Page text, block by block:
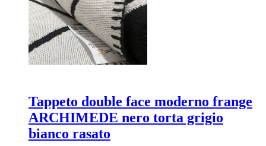
Tappeto double face moderno frange
ARCHIMEDE nero torta grigio
bianco rasato